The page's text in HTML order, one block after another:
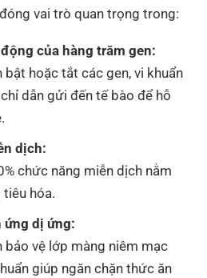
vai trò quan trọng trong:
của hàng trăm gen:
bật hoặc tắt các gen, vi khuẩn
dẫn gửi đến tế bào để hỗ
dịch:
chức năng miễn dịch nằm
hóa.
ứng dị ứng:
bảo vệ lớp màng niêm mạc
giúp ngăn chặn thức ăn